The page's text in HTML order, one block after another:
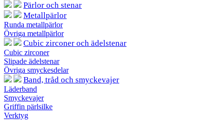
Pärlor och stenar
Metallpärlor
Runda metallpärlor
Övriga metallpärlor
Cubic zirconer och ädelstenar
Cubic zirconer
Slipade ädelstenar
Övriga smyckesdelar
Band, tråd och smyckevajer
Läderband
Smyckevajer
Griffin pärlsilke
Verktyg